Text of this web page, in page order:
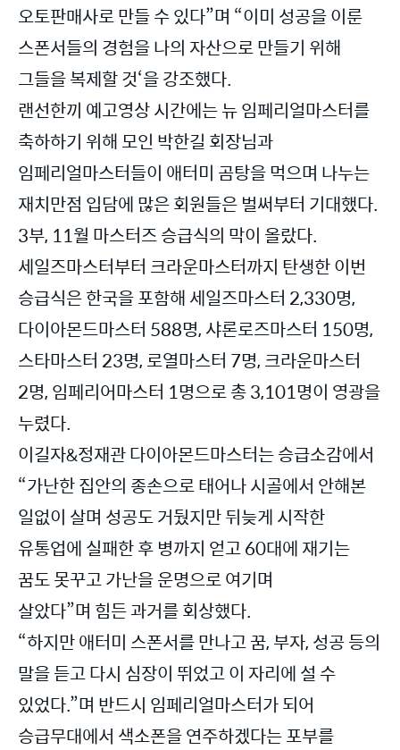
오토판매사로 만들 수 있다”며 “이미 성공을 이룬
스폰서들의 경험을 나의 자산으로 만들기 위해
그들을 복제할 것‘을 강조했다.
랜선한끼 예고영상 시간에는 뉴 임페리얼마스터를
축하하기 위해 모인 박한길 회장님과
임페리얼마스터들이 애터미 곰탕을 먹으며 나누는
재치만점 입담에 많은 회원들은 벌써부터 기대했다.
3부, 11월 마스터즈 승급식의 막이 올랐다.
세일즈마스터부터 크라운마스터까지 탄생한 이번
승급식은 한국을 포함해 세일즈마스터 2,330명,
다이아몬드마스터 588명, 샤론로즈마스터 150명,
스타마스터 23명, 로열마스터 7명, 크라운마스터
2명, 임페리어마스터 1명으로 총 3,101명이 영광을
누렸다.
이길자&정재관 다이아몬드마스터는 승급소감에서
“가난한 집안의 종손으로 태어나 시골에서 안해본
일없이 살며 성공도 거뒀지만 뒤늦게 시작한
유통업에 실패한 후 병까지 얻고 60대에 재기는
꿈도 못꾸고 가난을 운명으로 여기며
살았다”며 힘든 과거를 회상했다.
“하지만 애터미 스폰서를 만나고 꿈, 부자, 성공 등의
말을 듣고 다시 심장이 뛰었고 이 자리에 설 수
있었다.”며 반드시 임페리얼마스터가 되어
승급무대에서 색소폰을 연주하겠다는 포부를